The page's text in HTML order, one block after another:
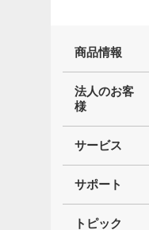
商品情報
法人のお客
様
サービス
サポート
トピック